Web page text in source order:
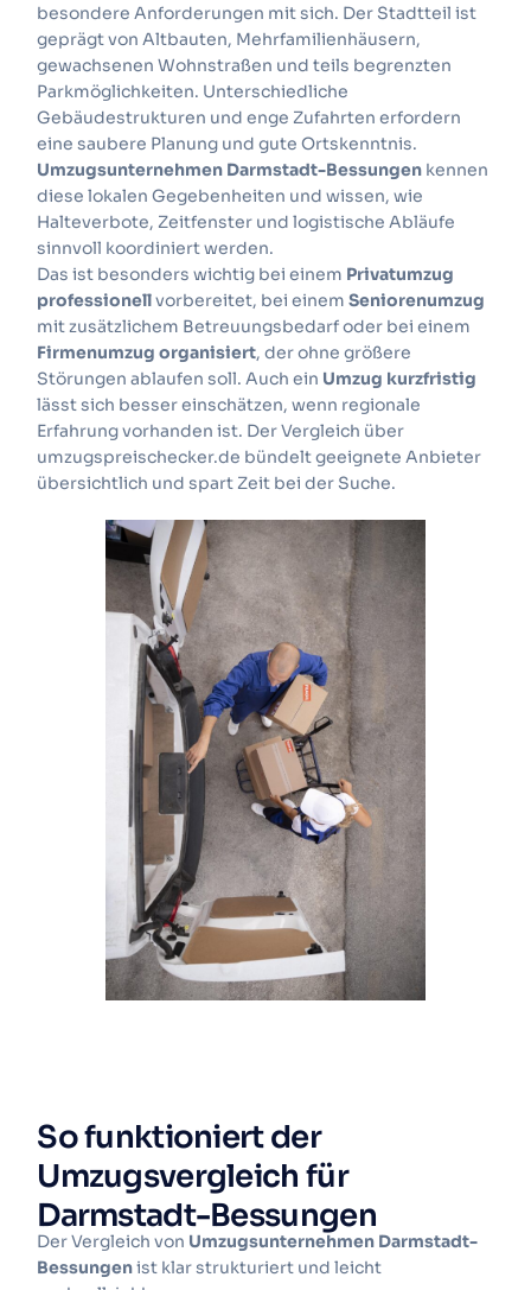
besondere Anforderungen mit sich. Der Stadtteil ist
geprägt von Altbauten, Mehrfamilienhäusern,
gewachsenen Wohnstraßen und teils begrenzten
Parkmöglichkeiten. Unterschiedliche
Gebäudestrukturen und enge Zufahrten erfordern
eine saubere Planung und gute Ortskenntnis.
Umzugsunternehmen Darmstadt-Bessungen kennen
diese lokalen Gegebenheiten und wissen, wie
Halteverbote, Zeitfenster und logistische Abläufe
sinnvoll koordiniert werden.
Das ist besonders wichtig bei einem Privatumzug
professionellvorbereitet, bei einemSeniorenumzug
mit zusätzlichem Betreuungsbedarf oder bei einem
Firmenumzug organisiert, der ohne größere
Störungen ablaufen soll. Auch ein Umzug kurzfristig
lässt sich besser einschätzen, wenn regionale
Erfahrung vorhanden ist. Der Vergleich über
umzugspreischecker.de bündelt geeignete Anbieter
übersichtlich und spart Zeit bei der Suche.
So funktioniert der
Umzugsvergleich für
Darmstadt-Bessungen
Der Vergleich von Umzugsunternehmen Darmstadt-
Bessungenist klar strukturiert und leicht